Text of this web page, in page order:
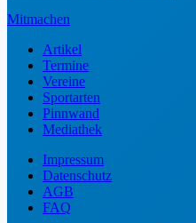
Mitmachen
Artikel
Termine
Vereine
Sportarten
Pinnwand
Mediathek
Impressum
Datenschutz
AGB
FAQ